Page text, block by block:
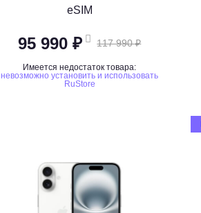
eSIM
95 990 ₽ 117 990 ₽
Имеется недостаток товара:
невозможно установить и использовать
RuStore